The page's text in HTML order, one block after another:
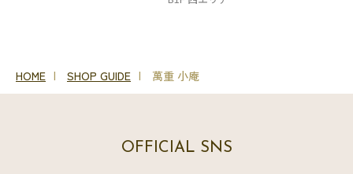
HOME SHOP GUIDE 萬重 小庵
OFFICIAL SNS